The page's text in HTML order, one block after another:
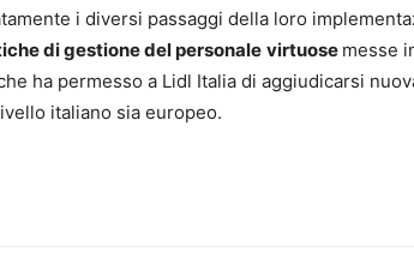
i diversi passaggi della loro
di gestione del personale virtuose messe
ha permesso a Lidl Italia di aggiudicarsi
italiano sia europeo.